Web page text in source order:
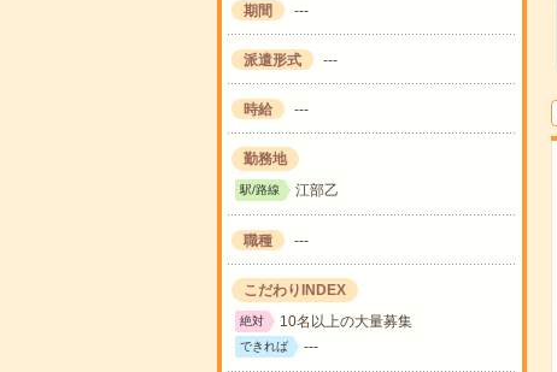
期間 ---
派遣形式 ---
時給 ---
勤務地
駅/路線 江部乙
職種 ---
こだわりINDEX
絶対 10名以上の大量募集
できれば ---